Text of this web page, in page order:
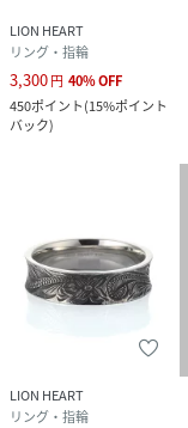
LION HEART
リング・指輪
3,300円 40%OFF
450ポイント(15%ポイント
バック)
LION HEART
リング・指輪